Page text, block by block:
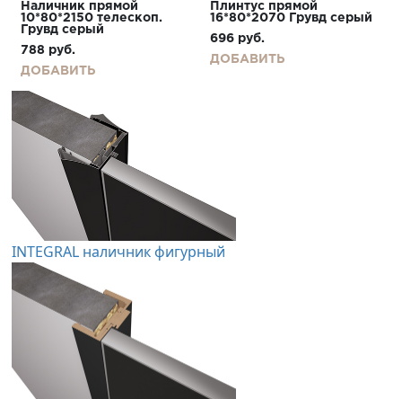
Наличник прямой
10*80*2150 телескоп.
Грувд серый
788 руб.
ДОБАВИТЬ
Плинтус прямой
16*80*2070 Грувд серый
696 руб.
ДОБАВИТЬ
INTEGRAL наличник фигурный